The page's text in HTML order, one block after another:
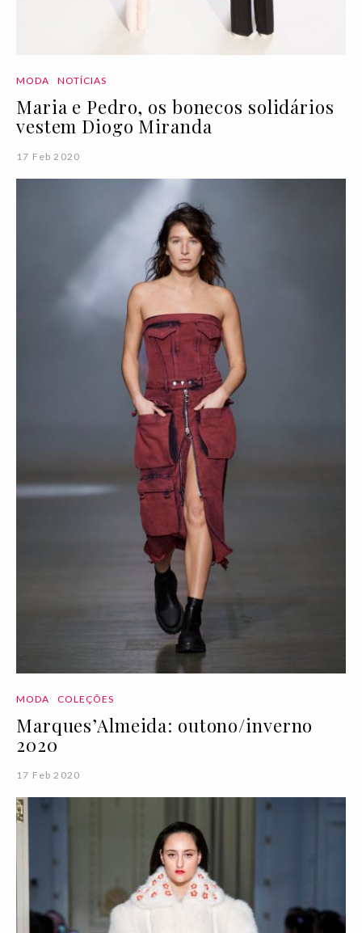
MODA NOTÍCIAS
Maria e Pedro, os bonecos solidários
vestem Diogo Miranda
17 Feb 2020
MODA COLEÇÕES
Marques’Almeida: outono/inverno
2020
17 Feb 2020